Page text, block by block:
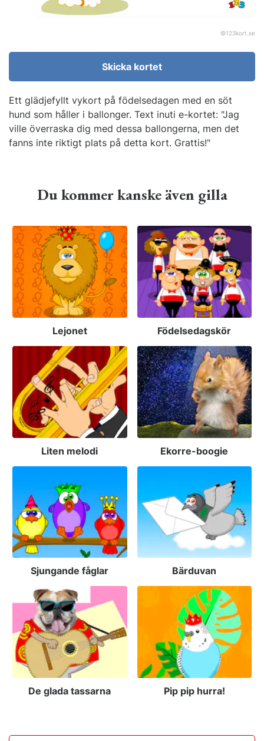
©123kort.se
Skicka kortet
Ett glädjefyllt vykort på födelsedagen med en söt
hund som håller i ballonger. Text inuti e-kortet: "Jag
ville överraska dig med dessa ballongerna, men det
fanns inte riktigt plats på detta kort. Grattis!"
Du kommer kanske även gilla
Lejonet Födelsedagskör
Liten melodi Ekorre-boogie
Sjungande fåglar Bärduvan
De glada tassarna Pip pip hurra!